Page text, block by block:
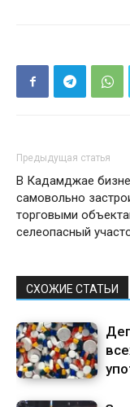
Предыдущая статья
В Кадамджае
самовольно
торговыми
селеопасный
СХОЖИЕ СТАТЬИ